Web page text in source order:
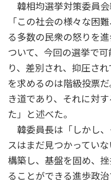
韓相均選挙対策委員会
「この社会の様々な困
る多数の民衆の怒りを
ついて、今回の選挙で
り、差別され、抑圧さ
を求めるのは階級投票
き道であり、それに対
た」と述べた。
韓委員長は「しかし
スはまだ見つかってい
構築し、基盤を固め、
ることができる進歩政